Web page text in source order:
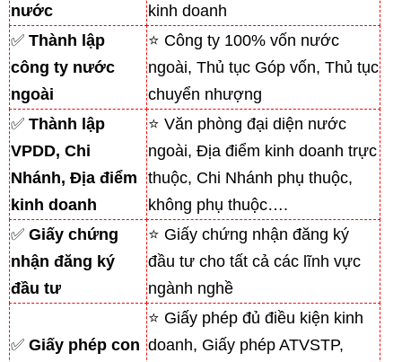
nước
kinh doanh
✅ Thành lập
công ty nước
ngoài
⭐ Công ty 100% vốn nước
ngoài, Thủ tục Góp vốn, Thủ tục
chuyển nhượng
✅ Thành lập
VPDD, Chi
Nhánh, Địa điểm
kinh doanh
⭐ Văn phòng đại diện nước
ngoài, Địa điểm kinh doanh trực
thuộc, Chi Nhánh phụ thuộc,
không phụ thuộc….
✅ Giấy chứng
nhận đăng ký
đầu tư
⭐ Giấy chứng nhận đăng ký
đầu tư cho tất cả các lĩnh vực
ngành nghề
✅ Giấy phép con
⭐ Giấy phép đủ điều kiện kinh
doanh, Giấy phép ATVSTP,